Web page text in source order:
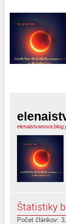
Štatistiky
Počet článkov: